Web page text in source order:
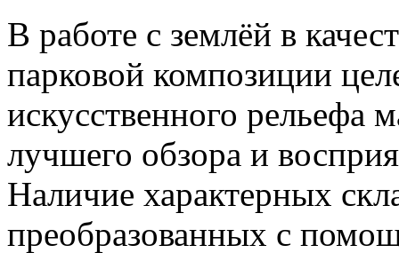
В работе с землёй в
парковой композиции
искусственного рельефа
лучшего обзора и
Наличие характерных
преобразованных с